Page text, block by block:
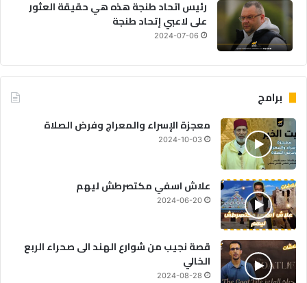
رئيس اتحاد طنجة هذه هي حقيقة العثور
على لاعبي إتحاد طنجة
2024-07-06
برامج
معجزة الإسراء والمعراج وفرض الصلاة
2024-10-03
علاش اسفي مكتصرطش ليهم
2024-06-20
قصة نجيب من شوارع الهند الى صحراء الربع
الخالي
2024-08-28